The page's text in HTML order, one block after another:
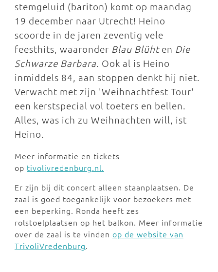
stemgeluid (bariton) komt op maandag
19 december naar Utrecht! Heino
scoorde in de jaren zeventig vele
feesthits, waaronder Blau Blühten Die
Schwarze Barbara. Ook al is Heino
inmiddels 84, aan stoppen denkt hij niet.
Verwacht met zijn 'Weihnachtfest Tour'
een kerstspecial vol toeters en bellen.
Alles, was ich zu Weihnachten will, ist
Heino.
Meer informatie en tickets
op tivolivredenburg.nl.
Er zijn bij dit concert alleen staanplaatsen. De
zaal is goed toegankelijk voor bezoekers met
een beperking. Ronda heeft zes
rolstoelplaatsen op het balkon. Meer informatie
over de zaal is te vinden op de website van
TrivoliVredenburg.